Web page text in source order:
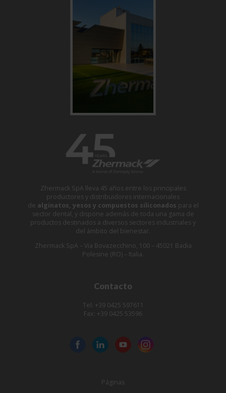
Zhermack SpA lleva 45 años entre los principales
productores y distribuidores internacionales
de alginatos, yesos y compuestos siliconados para el
sector dental, y dispone además de toda una gama de
productos destinados a diversos sectores industriales y
del ámbito del bienestar.
Zhermack SpA – Via Bovazecchino, 100 – 45021 Badia
Polesine (RO) – Italia.
Contacto
Tel: +39 0425 597611
Fax: +39 0425 53596
Páginas